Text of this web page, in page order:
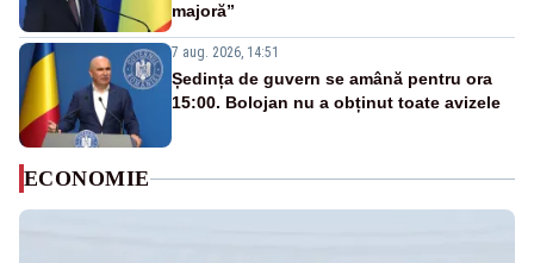
majoră”
7 aug. 2026, 14:51
Ședința de guvern se amână pentru ora
15:00. Bolojan nu a obținut toate avizele
ECONOMIE